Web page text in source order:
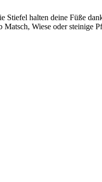
Stiefel halten deine Füße
Wiese oder steinige